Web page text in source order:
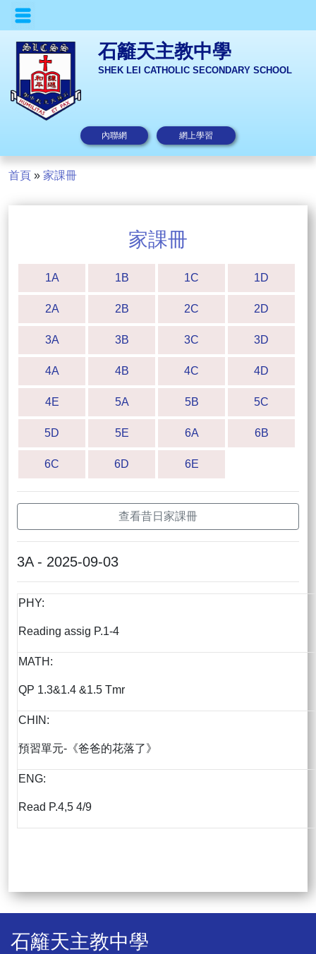
石籬天主教中學
SHEK LEI CATHOLIC SECONDARY SCHOOL
內聯網 網上學習
首頁 » 家課冊
家課冊
1A 1B 1C 1D
2A 2B 2C 2D
3A 3B 3C 3D
4A 4B 4C 4D
4E 5A 5B 5C
5D 5E 6A 6B
6C 6D 6E
查看昔日家課冊
3A - 2025-09-03
PHY:
Reading assig P.1-4
MATH:
QP 1.3&1.4 &1.5 Tmr
CHIN:
預習單元-《爸爸的花落了》
ENG:
Read P.4,5 4/9
石籬天主教中學